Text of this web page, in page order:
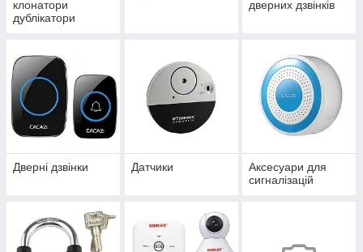
клонатори
дублікатори
дверних дзвінків
Дверні дзвінки Датчики
Аксесуари для
сигналізацій